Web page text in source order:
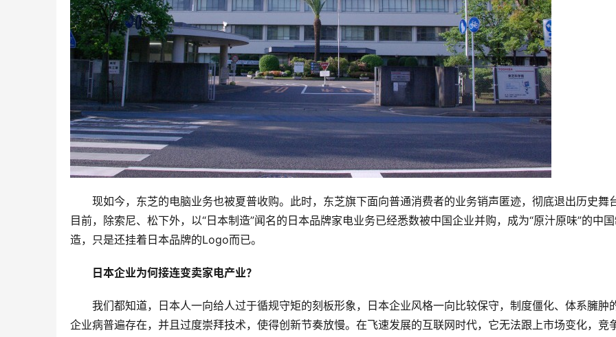
现如今，东芝的电脑业务也被夏普收购。此时，东芝旗下面向普通消费者的业务销声匿迹，彻底退出历史舞
目前，除索尼、松下外，以“日本制造”闻名的日本品牌家电业务已经悉数被中国企业并购，成为“原汁原味”的中
造，只是还挂着日本品牌的Logo而已。
日本企业为何接连变卖家电产业？
我们都知道，日本人一向给人过于循规守矩的刻板形象，日本企业风格一向比较保守，制度僵化、体系臃肿
企业病普遍存在，并且过度崇拜技术，使得创新节奏放慢。在飞速发展的互联网时代，它无法跟上市场变化，竞